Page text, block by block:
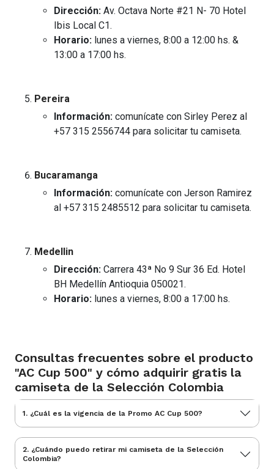
Dirección: Av. Octava Norte #21 N- 70 Hotel
Ibis Local C1.
Horario: lunes a viernes, 8:00 a 12:00 hs. &
13:00 a 17:00 hs.
Pereira
Información: comunícate con Sirley Perez al
+57 315 2556744 para solicitar tu camiseta.
Bucaramanga
Información: comunícate con Jerson Ramirez
al +57 315 2485512 para solicitar tu camiseta.
Medellin
Dirección: Carrera 43ª No 9 Sur 36 Ed. Hotel
BH Medellín Antioquia 050021.
Horario: lunes a viernes, 8:00 a 17:00 hs.
Consultas frecuentes sobre el producto
"AC Cup 500" y cómo adquirir gratis la
camiseta de la Selección Colombia
1. ¿Cuál es la vigencia de la Promo AC Cup 500?
2. ¿Cuándo puedo retirar mi camiseta de la Selección
Colombia?